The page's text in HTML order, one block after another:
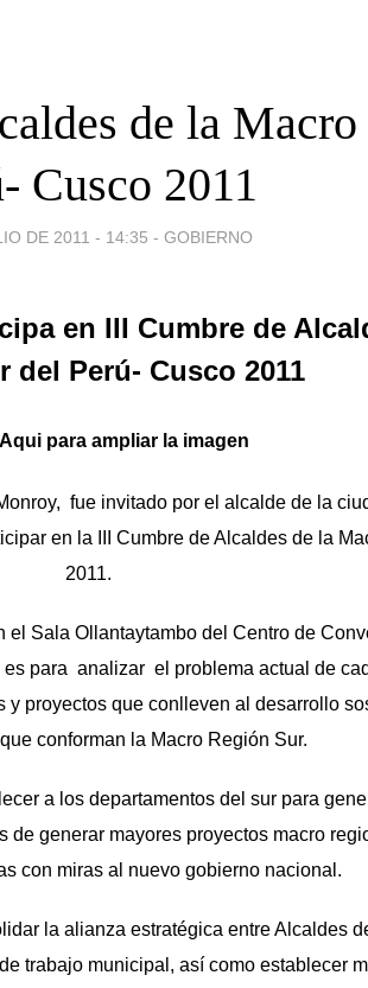
de la Macro
Cusco 2011
DE 2011 - 14:35 - GOBIERNO
en III Cumbre de
del Perú- Cusco 2011
fue invitado por el alcalde de la
en la III Cumbre de Alcaldes de la
2011.
el Sala Ollantaytambo del Centro de
para analizar el problema actual de
y proyectos que conlleven al desarrollo
conforman la Macro Región Sur.
a los departamentos del sur para
de generar mayores proyectos macro
con miras al nuevo gobierno nacional.
la alianza estratégica entre Alcaldes
trabajo municipal, así como establecer